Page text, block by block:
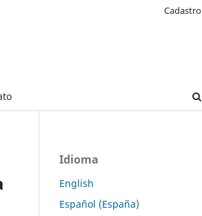
Cadastro
Idioma
English
Español (España)